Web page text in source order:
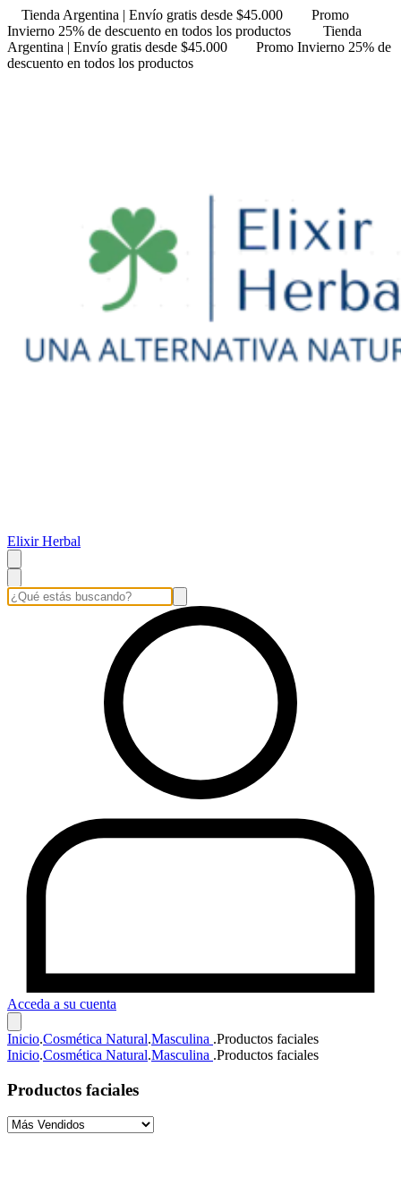
Tienda Argentina | Envío gratis desde $45.000
Promo
Invierno 25% de descuento en todos los productos
Tienda
Argentina | Envío gratis desde $45.000
Promo Invierno 25% de
descuento en todos los productos
Elixir Herbal
Acceda a su cuenta
Inicio.Cosmética Natural.Masculina .Productos faciales
Inicio.Cosmética Natural.Masculina .Productos faciales
Productos faciales